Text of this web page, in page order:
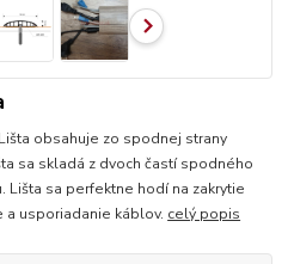
obsahuje zo spodnej strany
sa skladá z dvoch častí spodného
Lišta sa perfektne hodí na zakrytie
usporiadanie káblov. celý popis